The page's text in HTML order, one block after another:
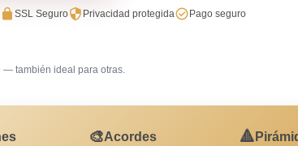
SSL Seguro Privacidad protegida Pago seguro
— también ideal para otras.
Trabajo en oficina
🎨Acordes 🔺